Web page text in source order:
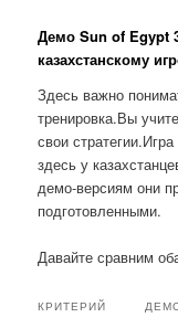
Демо Sun of Egypt
казахстанскому
Здесь важно
тренировка.Вы
свои
здесь у
демо-версиям они
подготовленными.
Давайте сравним
КРИТЕРИЙ